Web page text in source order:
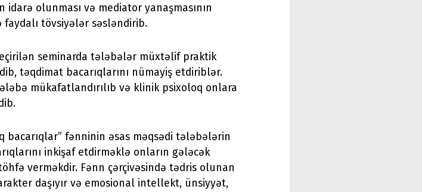
olunması və mediator yanaşmasının
tövsiyələr səsləndirib.
seminarda tələbələr müxtəlif praktik
təqdimat bacarıqlarını nümayiş etdiriblər.
mükafatlandırılıb və klinik psixoloq onlara
bacarıqlar” fənninin əsas məqsədi tələbələrin
inkişaf etdirməklə onların gələcək
verməkdir. Fənn çərçivəsində tədris olunan
daşıyır və emosional intellekt, ünsiyyət,